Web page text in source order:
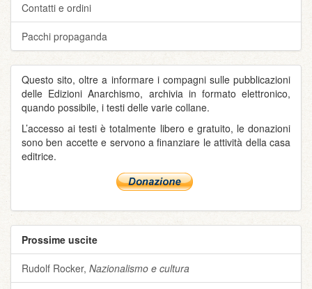
Contatti e ordini
Pacchi propaganda
Questo sito, oltre a informare i compagni sulle pubblicazioni
delle Edizioni Anarchismo, archivia in formato elettronico,
quando possibile, i testi delle varie collane.
L’accesso ai testi è totalmente libero e gratuito, le donazioni
sono ben accette e servono a finanziare le attività della casa
editrice.
Prossime uscite
Rudolf Rocker, Nazionalismo e cultura